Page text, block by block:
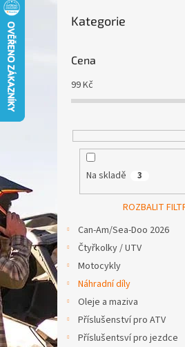
kategorie
Kategorie
Cena
99Kč
Na skladě 3
ROZBALIT
Can-Am/Sea-Doo 2026
Čtyřkolky / UTV
Motocykly
Náhradní díly
Oleje a maziva
Příslušenství pro ATV
Příslušentsví pro jezdce